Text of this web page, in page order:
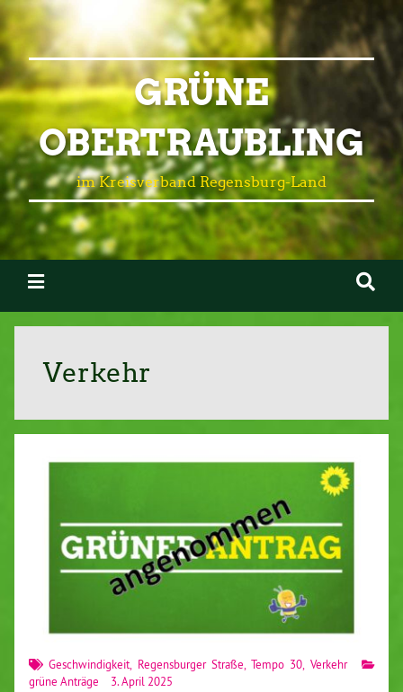
GRÜNE
OBERTRAUBLING
im Kreisverband Regensburg-Land
Verkehr
Geschwindigkeit, Regensburger Straße,Tempo 30, Verkehr
grüne Anträge
3. April 2025